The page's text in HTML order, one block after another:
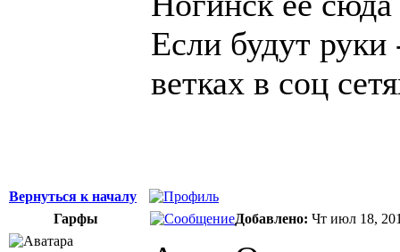
Если будут
ветках в соц
Вернуться к началу
Гарфы
Добавлено: Чт июл 18,